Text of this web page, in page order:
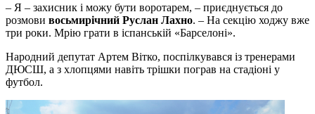
– Я – захисник і можу бути воротарем, – приєднується до
розмови восьмирічний Руслан Лахно. – На секцію ходжу вже
три роки. Мрію грати в іспанській «Барселоні».
Народний депутат Артем Вітко, поспілкувався із тренерами
ДЮСШ, а з хлопцями навіть трішки пограв на стадіоні у
футбол.